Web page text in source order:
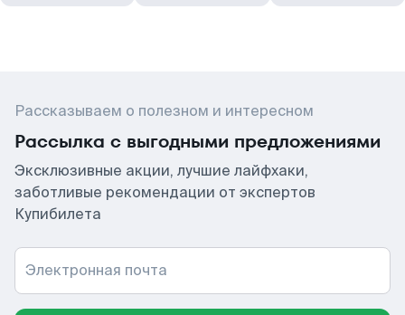
Рассказываем о полезном и интересном
Рассылка с выгодными предложениями
Эксклюзивные акции, лучшие лайфхаки,
заботливые рекомендации от экспертов
Купибилета
Электронная почта